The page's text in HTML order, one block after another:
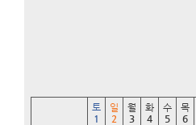
토
1
일
2
월
3
화
4
수
5
목
6